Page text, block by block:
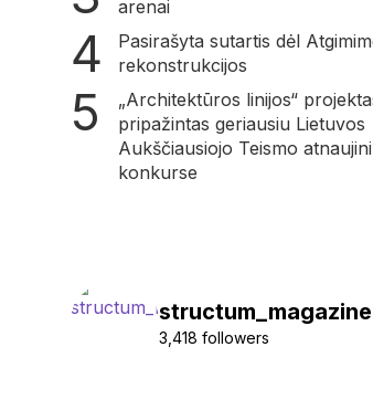
arenai
Pasirašyta sutartis dėl
rekonstrukcijos
„Architektūros linijos“
pripažintas geriausiu Lietuvos
Aukščiausiojo Teismo
konkurse
structum_magazine
3,418 followers